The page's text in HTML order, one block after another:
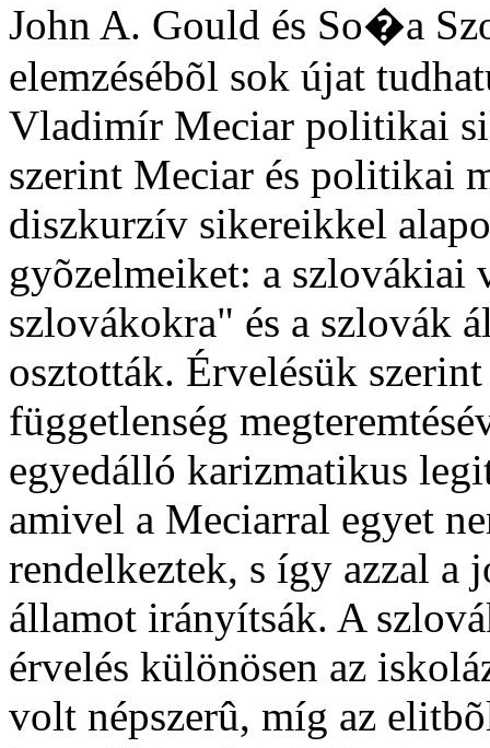
John A. Gould és So�a
elemzésébõl sok újat
Vladimír Meciar politikai
szerint Meciar és politikai
diszkurzív sikereikkel
gyõzelmeiket: a szlovákiai
szlovákokra" és a szlovák
osztották. Érvelésük
függetlenség
egyedálló karizmatikus
amivel a Meciarral egyet
rendelkeztek, s így azzal a
államot irányítsák. A
érvelés különösen az
volt népszerû, míg az